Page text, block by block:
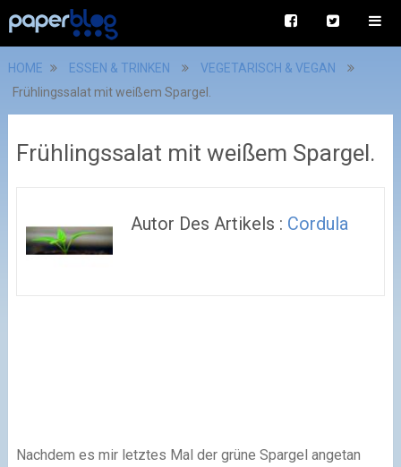
HOME ESSEN & TRINKEN
VEGETARISCH & VEGAN
Frühlingssalat mit weißem Spargel.
Frühlingssalat mit weißem Spargel.
Autor Des Artikels : Cordula
Nachdem es mir letztes Mal der grüne Spargel angetan